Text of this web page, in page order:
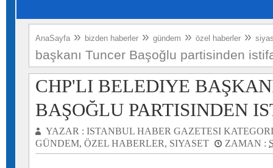
AnaSayfa » bizden haberler » gündem » özel haberler »
başkanı Tuncer Başoğlu partisinden
CHP'LI BELEDIYE
BAŞOĞLU PARTISINDEN
YAZAR : ISTANBUL HABER GAZETESI
GÜNDEM, ÖZEL HABERLER, SIYASET ZAMAN :